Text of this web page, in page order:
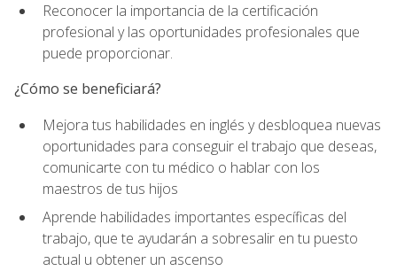
Reconocer la importancia de la certificación
profesional y las oportunidades profesionales que
puede proporcionar.
¿Cómo se beneficiará?
Mejora tus habilidades en inglés y desbloquea nuevas
oportunidades para conseguir el trabajo que deseas,
comunicarte con tu médico o hablar con los
maestros de tus hijos
Aprende habilidades importantes específicas del
trabajo, que te ayudarán a sobresalir en tu puesto
actual u obtener un ascenso